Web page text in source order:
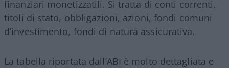
finanziari monetizzatili. Si tratta di conti correnti,
titoli di stato, obbligazioni, azioni, fondi comuni
d’investimento, fondi di natura assicurativa.
La tabella riportata dall’ABI è molto dettagliata e